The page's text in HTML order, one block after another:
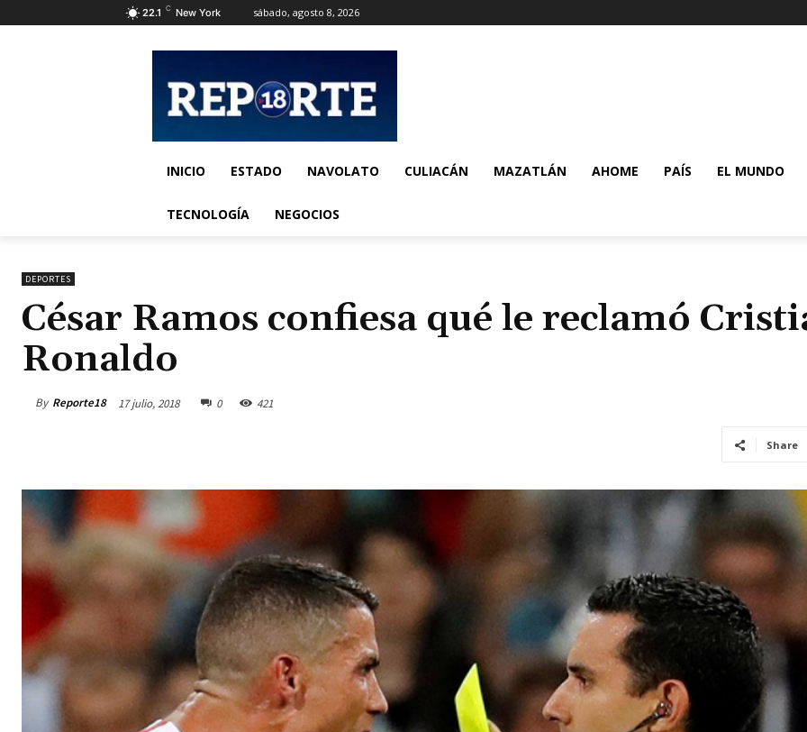
22.1 C New York sábado, agosto 8, 2026
INICIO ESTADO NAVOLATO CULIACÁN MAZATLÁN AHOME PAÍS EL MUNDO
TECNOLOGÍA NEGOCIOS
DEPORTES
César Ramos confiesa qué le reclamó
Ronaldo
By Reporte18 17 julio, 2018 0 421
Share